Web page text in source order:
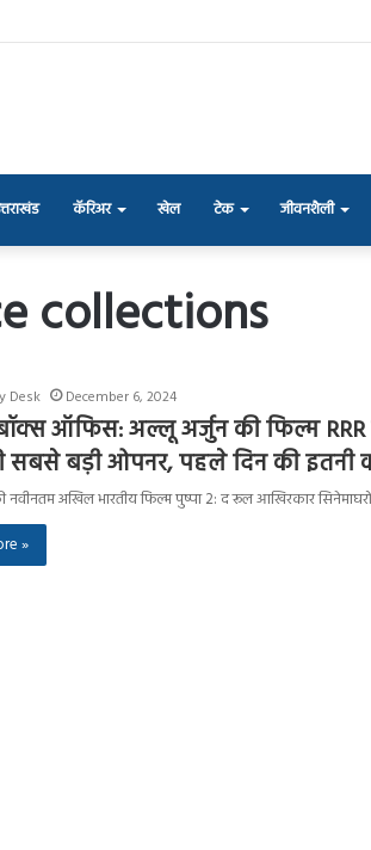
कॅरिअर खेल टेक जीवनशैली
collections
Desk
December 6, 2024
ऑफिस: अल्लू अर्जुन की फिल्म
सबसे बड़ी ओपनर, पहले दिन की इतनी
नवीनतम अखिल भारतीय फिल्म पुष्पा 2: द रूल आखिरकार
»